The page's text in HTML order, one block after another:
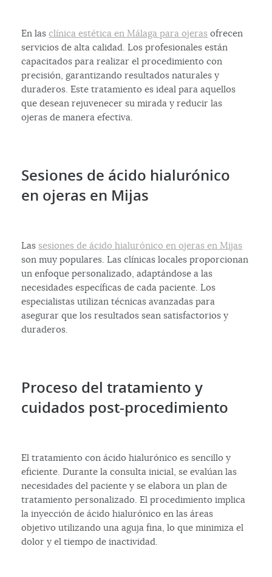
En lasclínica estética en Málaga para ojeras ofrecen
servicios de alta calidad. Los profesionales están
capacitados para realizar el procedimiento con
precisión, garantizando resultados naturales y
duraderos. Este tratamiento es ideal para aquellos
que desean rejuvenecer su mirada y reducir las
ojeras de manera efectiva.
Sesiones de ácido hialurónico
en ojeras en Mijas
Las sesiones de ácido hialurónico en ojeras en Mijas
son muy populares. Las clínicas locales proporcionan
un enfoque personalizado, adaptándose a las
necesidades específicas de cada paciente. Los
especialistas utilizan técnicas avanzadas para
asegurar que los resultados sean satisfactorios y
duraderos.
Proceso del tratamiento y
cuidados post-procedimiento
El tratamiento con ácido hialurónico es sencillo y
eficiente. Durante la consulta inicial, se evalúan las
necesidades del paciente y se elabora un plan de
tratamiento personalizado. El procedimiento implica
la inyección de ácido hialurónico en las áreas
objetivo utilizando una aguja fina, lo que minimiza el
dolor y el tiempo de inactividad.